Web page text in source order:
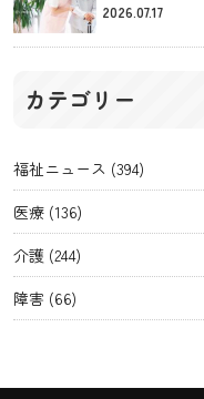
2026.07.17
カテゴリー
福祉ニュース (394)
医療 (136)
介護 (244)
障害 (66)